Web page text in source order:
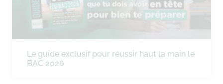
Le guide exclusif pour réussir haut la main le
BAC 2026